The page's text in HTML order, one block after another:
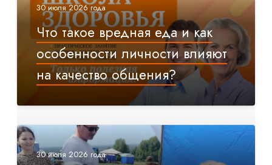
30 июля 2026 года
Что такое вредная еда и как
особенности личности влияют
на качество общения?
30 июля 2026 года